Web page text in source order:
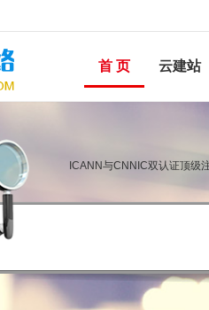
首 页 云建站
ICANN与CNNIC双认证顶级